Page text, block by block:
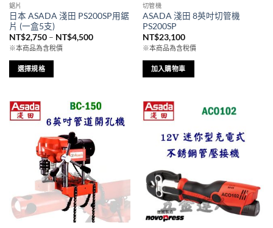
鋸片
日本 ASADA 淺田 PS200SP用鋸
片 (一盒5支)
NT$2,750 – NT$4,500價
※本商品為含稅價
選擇規格
品
有
在
產
切管機
ASADA 淺田 8英吋切管機
PS200SP
NT$23,100
※本商品為含稅價
加入購物車